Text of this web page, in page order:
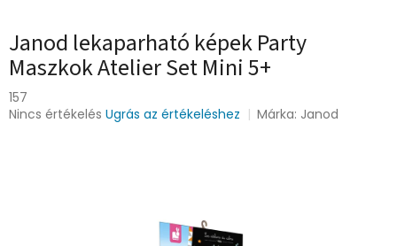
Janod lekaparható képek Party
Maszkok Atelier Set Mini 5+
157
A
Nincs értékelés Ugrás az értékeléshez Márka: Janod